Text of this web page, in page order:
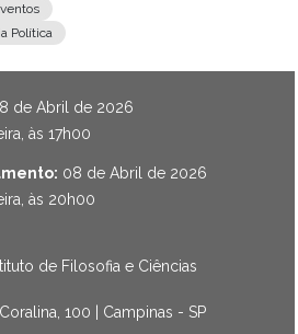
Política
de Abril de 2026
às 17h00
08 de Abril de 2026
às 20h00
de Filosofia e Ciências
100 | Campinas - SP